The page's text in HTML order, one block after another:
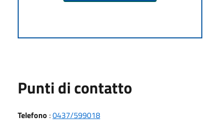
Punti di contatto
Telefono :0437/599018